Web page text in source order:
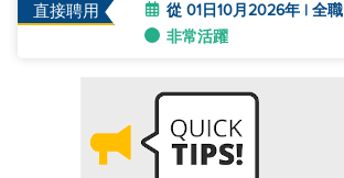
直接聘用
從 01日10月2026年 | 全職
非常活躍